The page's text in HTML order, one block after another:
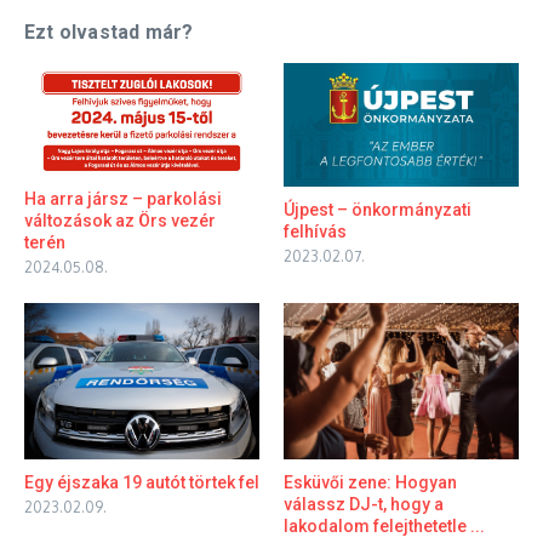
Ezt olvastad már?
Ha arra jársz – parkolási
változások az Örs vezér
terén
2024.05.08.
Újpest – önkormányzati
felhívás
2023.02.07.
Egy éjszaka 19 autót törtek fel
2023.02.09.
Esküvői zene: Hogyan
válassz DJ-t, hogy a
lakodalom felejthetetle ...